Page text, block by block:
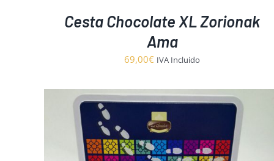
Cesta Chocolate XL Zorionak
Ama
69,00€ IVA Incluido